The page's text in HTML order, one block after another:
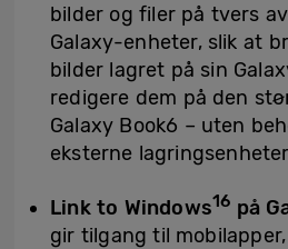
bilder og filer på tvers
Galaxy-enheter, slik at
bilder lagret på sin
redigere dem på den
Galaxy Book6 – uten
eksterne
Link to Windows16 på
gir tilgang til